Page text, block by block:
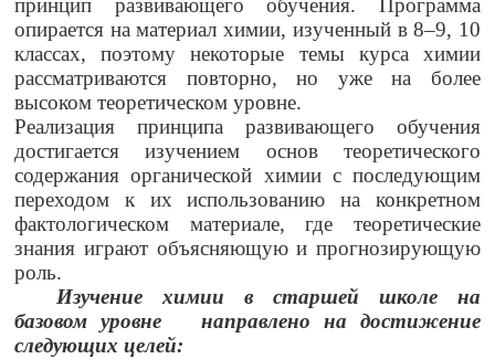
принцип развивающего обучения. Программа
опирается на материал химии, изученный в 8–9, 10
классах, поэтому некоторые темы курса химии
рассматриваются повторно, но уже на более
высоком теоретическом уровне.
Реализация принципа развивающего обучения
достигается изучением основ теоретического
содержания органической химии с последующим
переходом к их использованию на конкретном
фактологическом материале, где теоретические
знания играют объясняющую и прогнозирующую
роль.
Изучение химии в старшей школе на
базовом уровне направлено на достижение
следующих целей: